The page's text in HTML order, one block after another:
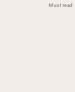
Must read